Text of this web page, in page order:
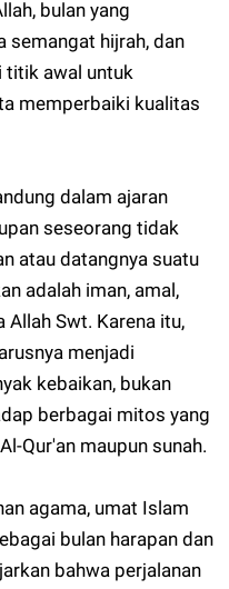
bulan yang
semangat hijrah, dan
titik awal untuk
memperbaiki kualitas
dalam ajaran
seseorang tidak
atau datangnya suatu
adalah iman, amal,
Swt. Karena itu,
menjadi
kebaikan, bukan
berbagai mitos yang
Qur'an maupun sunah.
agama, umat Islam
bulan harapan dan
bahwa perjalanan